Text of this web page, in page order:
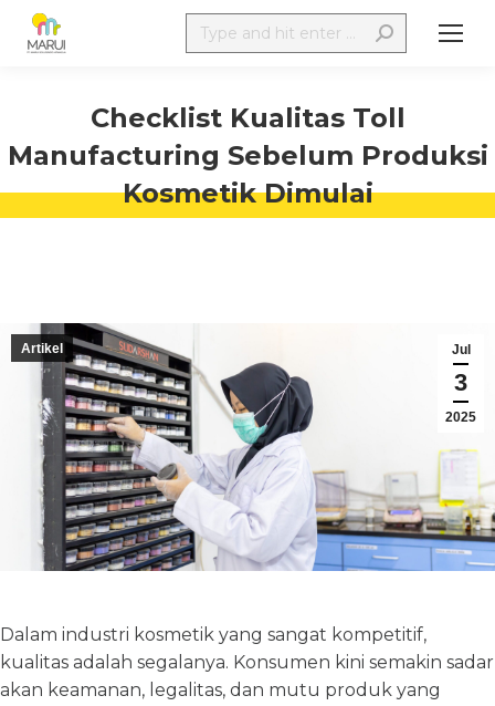
Checklist Kualitas Toll
Manufacturing Sebelum Produksi
Kosmetik Dimulai
Jul
3
2025
Artikel
Dalam industri kosmetik yang sangat kompetitif,
kualitas adalah segalanya. Konsumen kini semakin sadar
akan keamanan, legalitas, dan mutu produk yang